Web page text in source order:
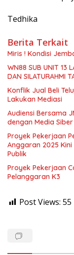
Tedhika
Berita Terkait
Miris ! Kondisi
WN88 SUB UNIT 13
DAN SILATURAHMI
Konflik Jual Beli
Lakukan Mediasi
Audiensi Bersama
dengan Media Siber
Proyek Pekerjaan
Anggaran 2025
Publik
Proyek Pekerjaan
Pelanggaran K3
Post Views: 55